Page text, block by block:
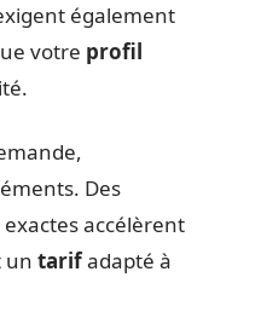
également
votre profil
Des
accélèrent
un tarifadapté à